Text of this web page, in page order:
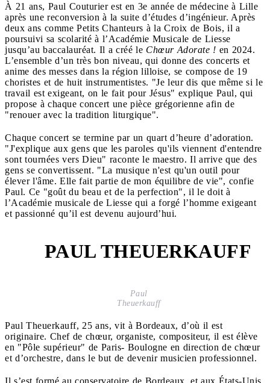
À 21 ans, Paul Couturier est en 3e année de médecine à Lille
après une reconversion à la suite d’études d’ingénieur. Après
deux ans comme Petits Chanteurs à la Croix de Bois, il a
poursuivi sa scolarité à l’Académie Musicale de Liesse
jusqu’au baccalauréat. Il a créé le Chœur Adorate ! en 2024.
L’ensemble d’un très bon niveau, qui donne des concerts et
anime des messes dans la région lilloise, se compose de 19
choristes et de huit instrumentistes. "Je leur dis que même si le
travail est exigeant, on le fait pour Jésus" explique Paul, qui
propose à chaque concert une pièce grégorienne afin de
"renouer avec la tradition liturgique".
Chaque concert se termine par un quart d’heure d’adoration.
"J'explique aux gens que les paroles qu'ils viennent d'entendre
sont tournées vers Dieu" raconte le maestro. Il arrive que des
gens se convertissent. "La musique n'est qu'un outil pour
élever l'âme. Elle fait partie de mon équilibre de vie", confie
Paul. Ce "goût du beau et de la perfection", il le doit à
l’Académie musicale de Liesse qui a forgé l’homme exigeant
et passionné qu’il est devenu aujourd’hui.
PAUL THEUERKAUFF
Paul
Theuerkauff
Paul Theuerkauff, 25 ans, vit à Bordeaux, d’où il est
originaire. Chef de chœur, organiste, compositeur, il est élève
en "Pôle supérieur" de Paris- Boulogne en direction de chœur
et d’orchestre, dans le but de devenir musicien professionnel.
Il s’est formé au conservatoire de Bordeaux, et aux États-Unis